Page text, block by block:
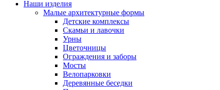
Наши изделия
Малые архитектурные формы
Детские комплексы
Скамьи и лавочки
Урны
Цветочницы
Ограждения и заборы
Мосты
Велопарковки
Деревянные беседки